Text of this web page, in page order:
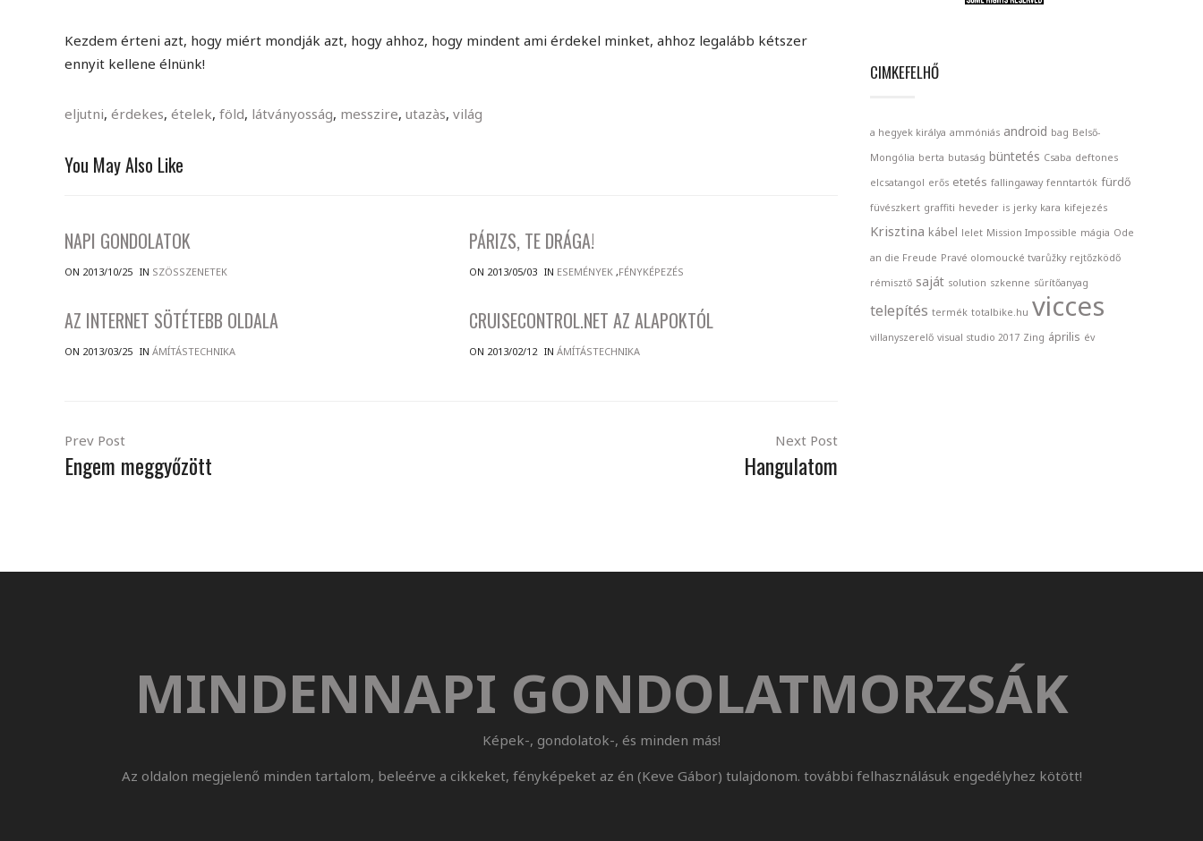
Kezdem érteni azt, hogy miért mondják azt, hogy ahhoz, hogy mindent ami érdekel minket, ahhoz legalább kétszer
ennyit kellene élnünk!
eljutni, érdekes, ételek, föld, látványosság, messzire, utazàs, világ
You May Also Like
NAPI GONDOLATOK
ON 2013/10/25 IN SZÖSSZENETEK
PÁRIZS, TE DRÁGA!
ON 2013/05/03 IN ESEMÉNYEK ,FÉNYKÉPEZÉS
AZ INTERNET SÖTÉTEBB OLDALA
ON 2013/03/25 IN ÁMÍTÁSTECHNIKA
CRUISECONTROL.NET AZ ALAPOKTÓL
ON 2013/02/12 INÁMÍTÁSTECHNIKA
Prev Post
Engem meggyőzött
Next Post
Hangulatom
CIMKEFELHŐ
a hegyek királya ammóniás android bag Belső-
Mongólia berta butaság büntetés Csaba deftones
elcsatangol erős etetés fallingaway fenntartók fürdő
füvészkert graffiti heveder is jerky kara kifejezés
Krisztina kábel lelet Mission Impossible mágia Ode
an die Freude Pravé olomoucké tvarůžky rejtőzködő
rémisztő saját solution szkenne sűrítőanyag
telepítés termék totalbike.hu vicces
villanyszerelő visual studio 2017 Zing április év
MINDENNAPI GONDOLATMORZSÁK
Képek-, gondolatok-, és minden más!
Az oldalon megjelenő minden tartalom, beleérve a cikkeket, fényképeket az én (Keve Gábor) tulajdonom. további felhasználásuk engedélyhez kötött!